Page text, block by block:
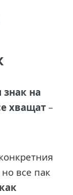
на
хващат –
все пак
как